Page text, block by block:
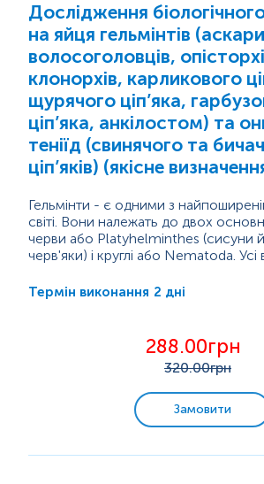
Мікробіологічна експрес-
Цитологічні дослідження
Гістологічні дослідження
Мікроелементи та важкі метали
Дослідження
на яйця гельмінтів
волосоголовців,
клонорхів, карликового
щурячого ціп’яка,
ціп’яка, анкілостом) та
теніїд (свинячого та
ціп’яків) (якісне
Гельмінти - є одними з
світі. Вони належать до двох
черви або Platyhelminthes (сисуни й
черв'яки) і круглі або Nematoda.
більше 1 метра. Більшість паразитів
захисній оболонці для виживання),
Яйця гельмінтів зазвичай стійкі до
Термін виконання 2 дні
288.00грн
320.00грн
Замовити